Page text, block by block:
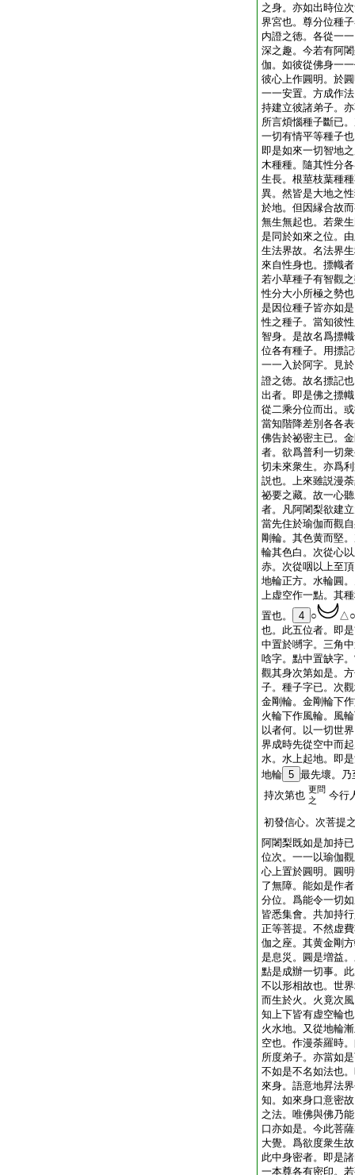
之身。亦如出時位
界宮也。尊分位種
内證之徳。各從一
深之趣。今若有阿
伽。如彼從佛身一
彼心上作圓明。於
一一安置。方成作
持建立彼諸弟子。
所言煩惱種子斷已
一切有情平等種子
即是如來一切智地
木種種。隨其性分
生長。根莖枝葉種
異。然皆是大地之
於地。但因縁合故
無生無起也。若衆
是同於如來之位。
生法界故。名法界
來自性身也。摽幟
若小草種子有智觀
性分大小所極之勢
是因位種子皆亦如
性之種子。當知彼
智身。是故名爲摽
位各有種子。用摽
一一入於阿字。見
證之徳。故名摽記
出者。即是佛之摽
從二乘分位而出。
當知階降差別各各
佛告於祕密主已。
者。欲爲普利一切
切未來衆生。亦爲
説也。上來雖説漫
祕要之藏。故一心
者。凡阿闍梨欲建
當先住於瑜伽而觀
剛輪。其色黄而堅
輪其色白。次從心
赤。次從咽以上至
地輪正方。水輪圓
上虚空作一點。其
置也。
4 ○
也。此五位者。即
中置於嚩字。三角
唅字。點中置缺字
觀其身次第如是。
子。種子字已。次
金剛輪。金剛輪下
火輪下作風輪。風
以者何。以一切世
界成時先從空中而
水。水上起地。即
地輪 5 最先壞。乃
持次第也 更問
之
今行
初發信心。次菩提
阿闍梨既如是加持
位次。一一以瑜伽
心上置於圓明。圓
了無障。能如是作
分位。爲能令一切
皆悉集會。共加持
正等菩提。不然虚
伽之座。其黄金剛
是息災。圓是増益
點是成辦一切事。
不以形相故也。世
而生於火。火竟次
知上下皆有虚空輪
火水地。又從地輪
空也。作漫荼羅時
所度弟子。亦當如
不如是不名如法也
來身。語意地昇法
知。如來身口意密
之法。唯佛與佛乃
口亦如是。今此菩
大覺。爲欲度衆生
此中身密者。即是
一本尊各有密印。